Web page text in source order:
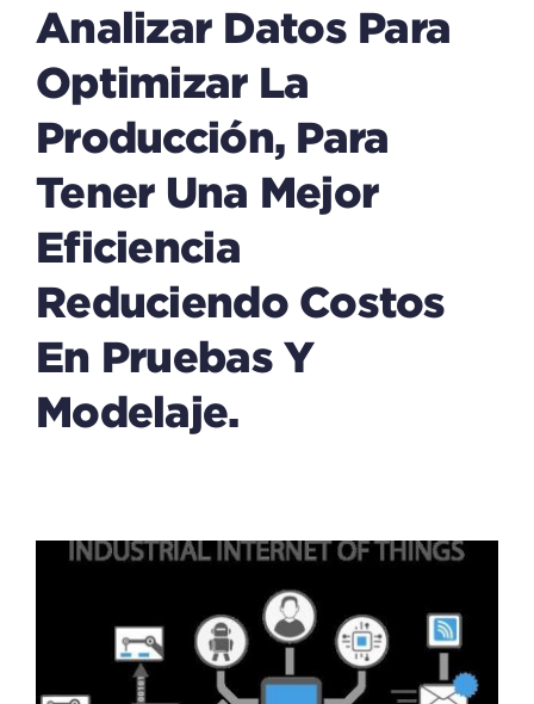
Analizar Datos Para
Optimizar La
Producción, Para
Tener Una Mejor
Eficiencia
Reduciendo Costos
En Pruebas Y
Modelaje.